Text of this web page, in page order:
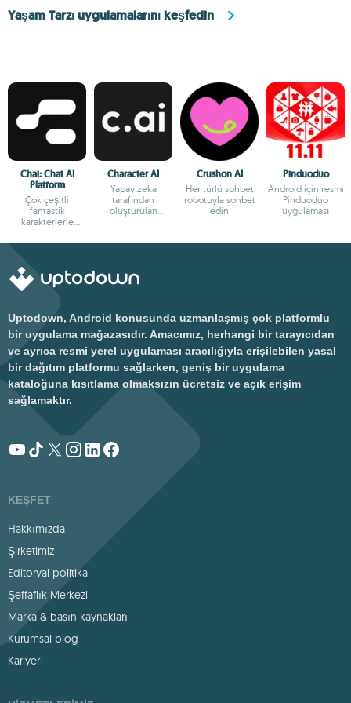
Yaşam Tarzı uygulamalarını keşfedin
Chai: Chat AI
Platform
Çok çeşitli
fantastik
karakterlerle
Character AI
Yapay zeka
tarafından
oluşturulan
Crushon AI
Her türlü sohbet
robotuyla sohbet
edin
Pinduoduo
Android için resmi
Pinduoduo
uygulaması
Uptodown, Android konusunda uzmanlaşmış çok platformlu
bir uygulama mağazasıdır. Amacımız, herhangi bir tarayıcıdan
ve ayrıca resmi yerel uygulaması aracılığıyla erişilebilen yasal
bir dağıtım platformu sağlarken, geniş bir uygulama
kataloğuna kısıtlama olmaksızın ücretsiz ve açık erişim
sağlamaktır.
KEŞFET
Hakkımızda
Şirketimiz
Editoryal politika
Şeffaflık Merkezi
Marka & basın kaynakları
Kurumsal blog
Kariyer